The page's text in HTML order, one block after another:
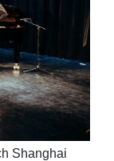
Shanghai